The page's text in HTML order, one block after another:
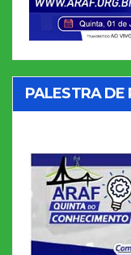
PALESTRA DE